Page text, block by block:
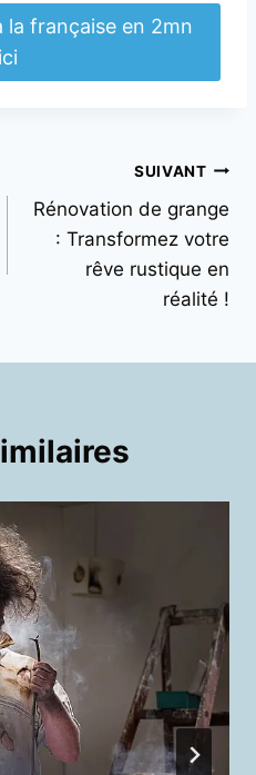
la française en 2mn
ici
SUIVANT
Rénovation de grange
: Transformez votre
rêve rustique en
réalité !